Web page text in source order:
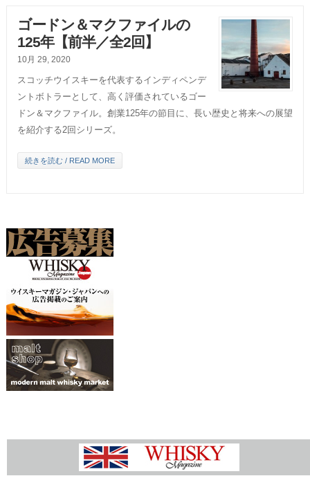
ゴードン＆マクファイルの
125年【前半／全2回】
10月 29, 2020
スコッチウイスキーを代表するインディペンデ
ントボトラーとして、高く評価されているゴー
ドン＆マクファイル。創業125年の節目に、長い歴史と将来への展望
を紹介する2回シリーズ。
続きを読む / READ MORE